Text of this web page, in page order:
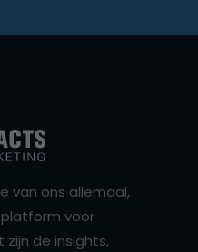
van ons allemaal,
platform voor
de insights,